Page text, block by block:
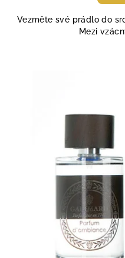
Vezměte své prádlo do
Mezi